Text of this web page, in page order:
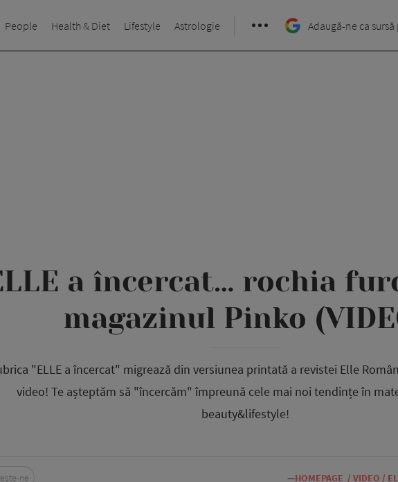
People Health & Diet Lifestyle Astrologie Adaugă-ne ca
a încercat… rochia
magazinul Pinko
"ELLE a încercat" migrează din versiunea printată a revistei Elle
video! Te așteptăm să "încercăm" împreună cele mai noi tendințe în
beauty&lifestyle!
—HOMEPAGE / VIDEO /
ne